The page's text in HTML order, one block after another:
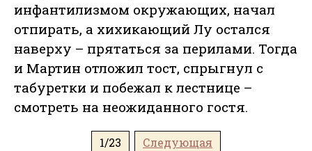
инфантилизмом окружающих, начал
отпирать, а хихикающий Лу остался
наверху – прятаться за перилами. Тогда
и Мартин отложил тост, спрыгнул с
табуретки и побежал к лестнице –
смотреть на неожиданного гостя.
1/23 Следующая